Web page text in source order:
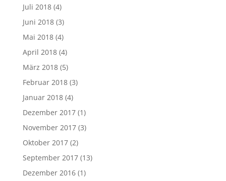
Juli 2018(4)
Juni 2018(3)
Mai 2018(4)
April 2018(4)
März 2018(5)
Februar 2018(3)
Januar 2018(4)
Dezember 2017(1)
November 2017(3)
Oktober 2017(2)
September 2017(13)
Dezember 2016(1)